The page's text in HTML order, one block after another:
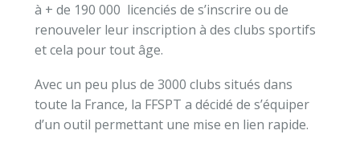
à + de 190 000 licenciés de s’inscrire ou de
renouveler leur inscription à des clubs sportifs
et cela pour tout âge.
Avec un peu plus de 3000 clubs situés dans
toute la France, la FFSPT a décidé de s’équiper
d’un outil permettant une mise en lien rapide.